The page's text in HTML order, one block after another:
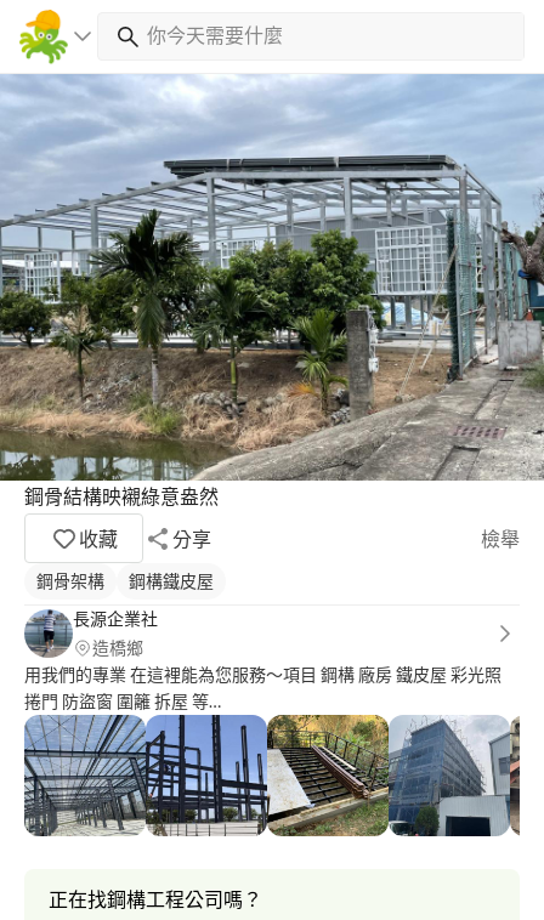
鋼骨結構映襯綠意盎然
收藏
分享 檢舉
鋼骨架構
鋼構鐵皮屋
長源企業社
造橋鄉
用我們的專業 在這裡能為您服務～項目 鋼構 廠房 鐵皮屋 彩光照
捲門 防盜窗 圍籬 拆屋 等…
正在找鋼構工程公司嗎？